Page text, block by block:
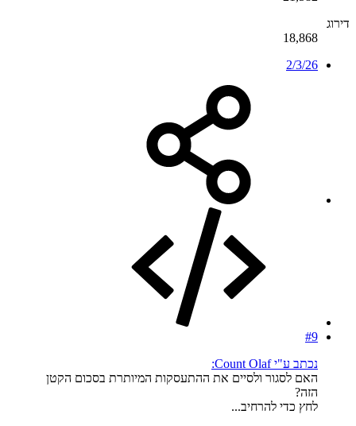
דירוג
18,868
2/3/26
#9
נכתב ע"י Count Olaf:
האם לסגור ולסיים את ההתעסקות המיותרת בסכום הקטן
הזה?
לחץ כדי להרחיב...